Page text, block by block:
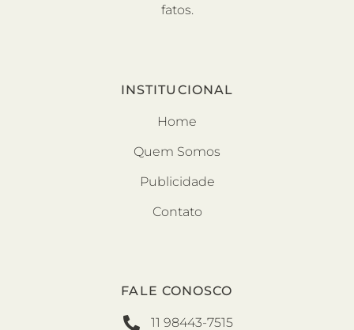
fatos.
INSTITUCIONAL
Home
Quem Somos
Publicidade
Contato
FALE CONOSCO
11 98443-7515